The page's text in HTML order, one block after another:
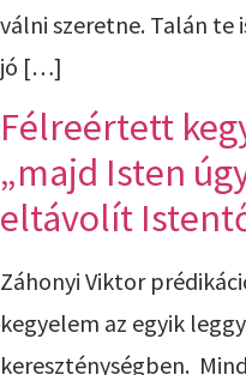
válni szeretne. Talán te
jó […]
Félreértett
„majd Isten
eltávolít
Záhonyi Viktor
kegyelem az egyik
kereszténységben.